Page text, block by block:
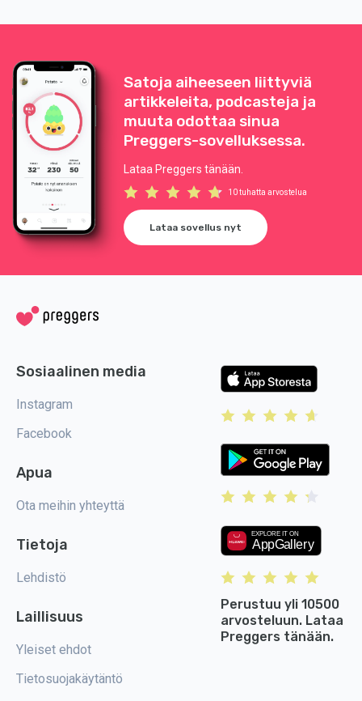
Satoja aiheeseen liittyviä
artikkeleita, podcasteja ja
muuta odottaa sinua
Preggers-sovelluksessa.
Lataa Preggers tänään.
10 tuhatta arvostelua
Lataa sovellus nyt
Sosiaalinen media
Instagram
Facebook
Apua
Ota meihin yhteyttä
Tietoja
Lehdistö
Laillisuus
Yleiset ehdot
Tietosuojakäytäntö
Perustuu yli 10500
arvosteluun. Lataa
Preggers tänään.